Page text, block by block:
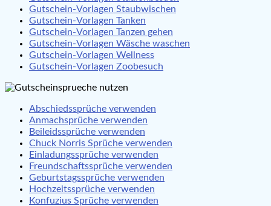
Gutschein-Vorlagen Staubwischen
Gutschein-Vorlagen Tanken
Gutschein-Vorlagen Tanzen gehen
Gutschein-Vorlagen Wäsche waschen
Gutschein-Vorlagen Wellness
Gutschein-Vorlagen Zoobesuch
Abschiedssprüche verwenden
Anmachsprüche verwenden
Beileidssprüche verwenden
Chuck Norris Sprüche verwenden
Einladungssprüche verwenden
Freundschaftssprüche verwenden
Geburtstagssprüche verwenden
Hochzeitssprüche verwenden
Konfuzius Sprüche verwenden